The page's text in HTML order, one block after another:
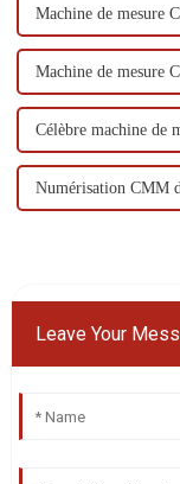
Machine de mesure
Machine de mesure
Célèbre machine de
Numérisation CMM
Leave Your